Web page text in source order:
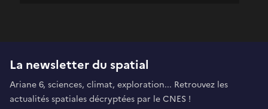
La newsletter du spatial
Ariane 6, sciences, climat, exploration... Retrouvez les
actualités spatiales décryptées par le CNES !